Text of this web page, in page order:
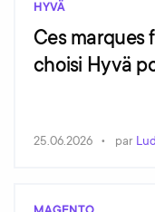
HYVÄ
Ces marques
choisi Hyvä
25.06.2026 par